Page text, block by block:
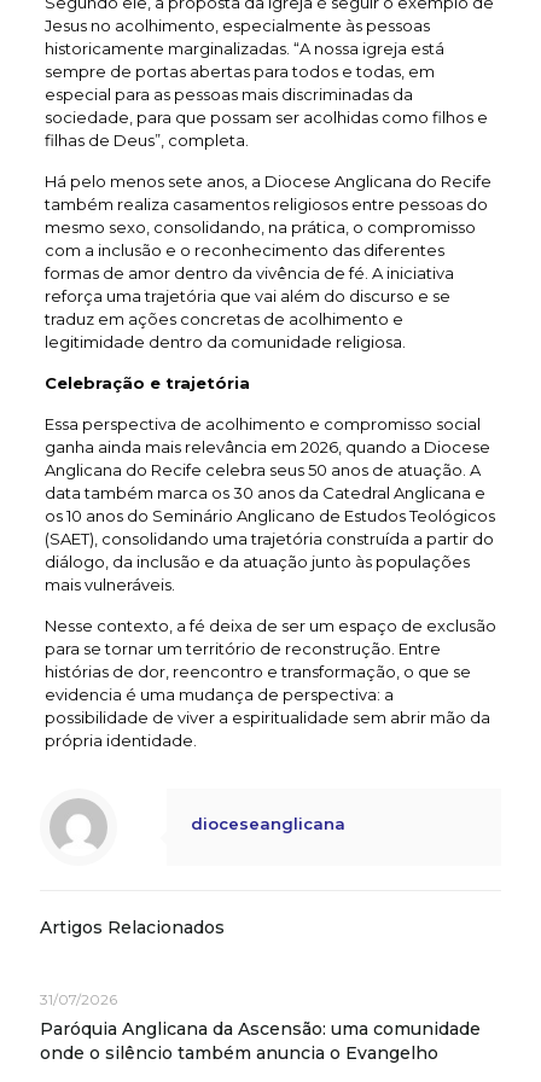
Jesus no acolhimento, especialmente às pessoas
historicamente marginalizadas. “A nossa igreja está
sempre de portas abertas para todos e todas, em
especial para as pessoas mais discriminadas da
sociedade, para que possam ser acolhidas como filhos e
filhas de Deus”, completa.
Há pelo menos sete anos, a Diocese Anglicana do Recife
também realiza casamentos religiosos entre pessoas do
mesmo sexo, consolidando, na prática, o compromisso
com a inclusão e o reconhecimento das diferentes
formas de amor dentro da vivência de fé. A iniciativa
reforça uma trajetória que vai além do discurso e se
traduz em ações concretas de acolhimento e
legitimidade dentro da comunidade religiosa.
Celebração e trajetória
Essa perspectiva de acolhimento e compromisso social
ganha ainda mais relevância em 2026, quando a Diocese
Anglicana do Recife celebra seus 50 anos de atuação. A
data também marca os 30 anos da Catedral Anglicana e
os 10 anos do Seminário Anglicano de Estudos Teológicos
(SAET), consolidando uma trajetória construída a partir do
diálogo, da inclusão e da atuação junto às populações
mais vulneráveis.
Nesse contexto, a fé deixa de ser um espaço de exclusão
para se tornar um território de reconstrução. Entre
histórias de dor, reencontro e transformação, o que se
evidencia é uma mudança de perspectiva: a
possibilidade de viver a espiritualidade sem abrir mão da
própria identidade.
dioceseanglicana
Artigos Relacionados
31/07/2026
Paróquia Anglicana da Ascensão: uma comunidade
onde o silêncio também anuncia o Evangelho